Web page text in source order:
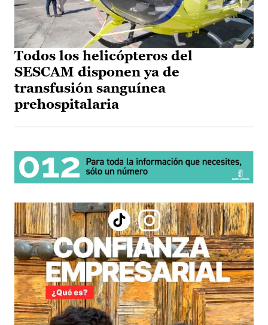
Todos los helicópteros del
SESCAM disponen ya de
transfusión sanguínea
prehospitalaria